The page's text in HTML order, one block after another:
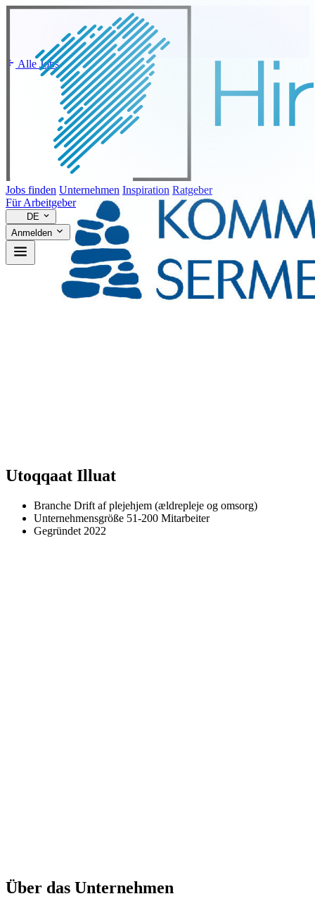
Jobs finden Unternehmen Inspiration Ratgeber
Für Arbeitgeber
DE
Anmelden
Alle Jobs
Utoqqaat Illuat
Branche Drift af plejehjem (ældrepleje og omsorg)
Unternehmensgröße 51-200 Mitarbeiter
Gegründet 2022
Über das Unternehmen